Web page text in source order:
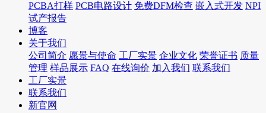
PCBA打样 PCB电路设计 免费DFM检查 嵌入式开发 NPI
试产报告
博客
关于我们
公司简介 愿景与使命 工厂实景 企业文化 荣誉证书 质量
管理 样品展示 FAQ 在线询价 加入我们 联系我们
工厂实景
联系我们
新官网